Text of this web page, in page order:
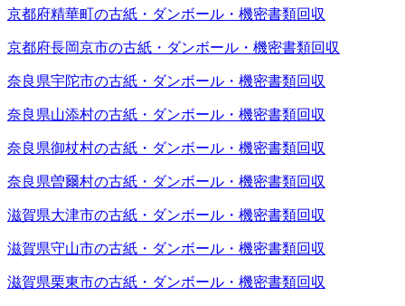
京都府精華町の古紙・ダンボール・機密書類回収
京都府長岡京市の古紙・ダンボール・機密書類回収
奈良県宇陀市の古紙・ダンボール・機密書類回収
奈良県山添村の古紙・ダンボール・機密書類回収
奈良県御杖村の古紙・ダンボール・機密書類回収
奈良県曽爾村の古紙・ダンボール・機密書類回収
滋賀県大津市の古紙・ダンボール・機密書類回収
滋賀県守山市の古紙・ダンボール・機密書類回収
滋賀県栗東市の古紙・ダンボール・機密書類回収